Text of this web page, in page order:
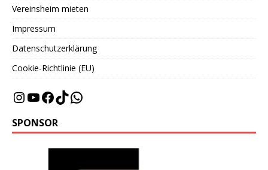
Vereinsheim mieten
Impressum
Datenschutzerklärung
Cookie-Richtlinie (EU)
SPONSOR